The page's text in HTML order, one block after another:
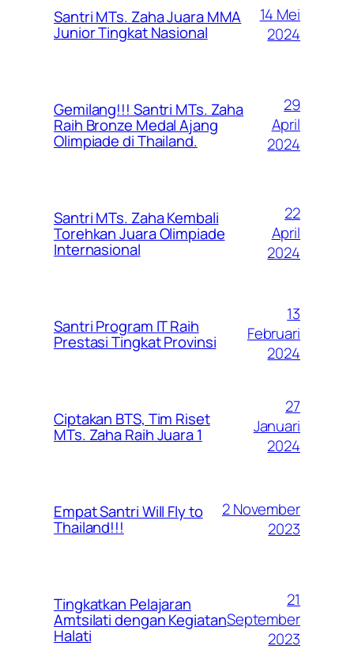
Santri MTs. Zaha Juara MMA
Junior Tingkat Nasional
14 Mei
2024
Gemilang!!! Santri MTs. Zaha
Raih Bronze Medal Ajang
Olimpiade di Thailand.
29
April
2024
Santri MTs. Zaha Kembali
Torehkan Juara Olimpiade
Internasional
22
April
2024
Santri Program IT Raih
Prestasi Tingkat Provinsi
13
Februari
2024
Ciptakan BTS, Tim Riset
MTs. Zaha Raih Juara 1
27
Januari
2024
Empat Santri Will Fly to
Thailand!!!
2 November
2023
Tingkatkan Pelajaran
Amtsilati dengan Kegiatan
Halati
21
September
2023